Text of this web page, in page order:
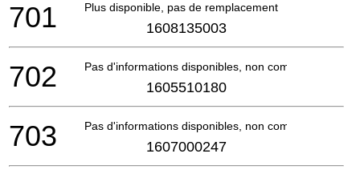
Plus disponible, pas de remplacement
701 1608135003
Pas d'informations disponibles, non commandable
702 1605510180
Pas d'informations disponibles, non commandable
703 1607000247